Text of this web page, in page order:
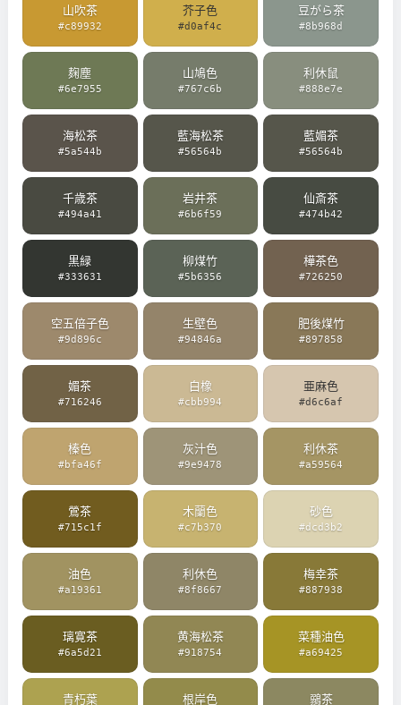
山吹茶
#c89932
芥子色
#d0af4c
豆がら茶
#8b968d
麹塵
#6e7955
山鳩色
#767c6b
利休鼠
#888e7e
海松茶
#5a544b
藍海松茶
#56564b
藍媚茶
#56564b
千歳茶
#494a41
岩井茶
#6b6f59
仙斎茶
#474b42
黒緑
#333631
柳煤竹
#5b6356
樺茶色
#726250
空五倍子色
#9d896c
生壁色
#94846a
肥後煤竹
#897858
媚茶
#716246
白橡
#cbb994
亜麻色
#d6c6af
榛色
#bfa46f
灰汁色
#9e9478
利休茶
#a59564
鶯茶
#715c1f
木蘭色
#c7b370
砂色
#dcd3b2
油色
#a19361
利休色
#8f8667
梅幸茶
#887938
璃寛茶
#6a5d21
黄海松茶
#918754
菜種油色
#a69425
青朽葉 根岸色 鶸茶